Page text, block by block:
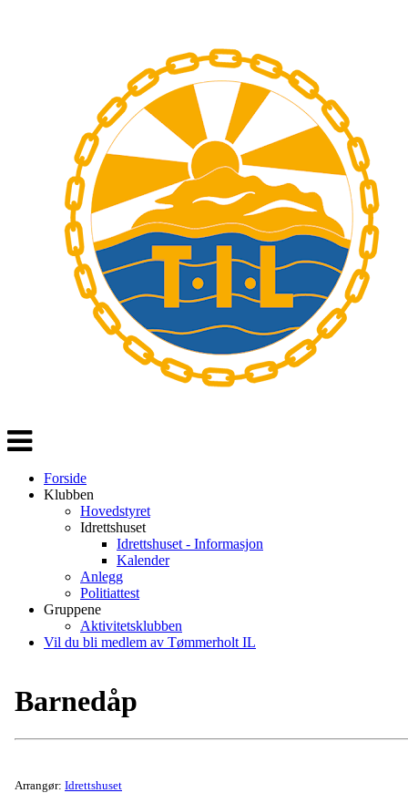
Veksle
navigasjon
Forside
Klubben
Hovedstyret
Idrettshuset
Idrettshuset - Informasjon
Kalender
Anlegg
Politiattest
Gruppene
Aktivitetsklubben
Vil du bli medlem av Tømmerholt IL
Barnedåp
Arrangør: Idrettshuset